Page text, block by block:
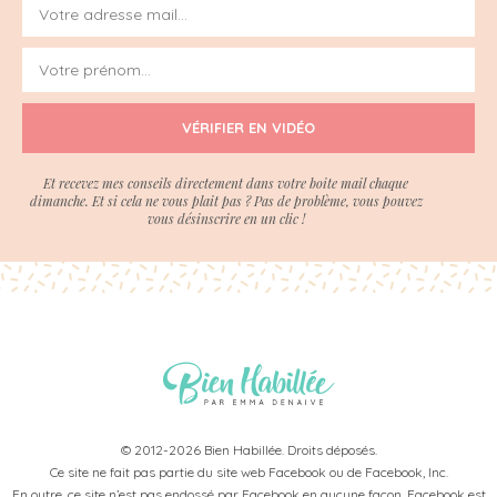
VÉRIFIER EN VIDÉO
Et recevez mes conseils directement dans votre boite mail chaque
dimanche. Et si cela ne vous plait pas ? Pas de problème, vous pouvez
vous désinscrire en un clic !
© 2012-2026 Bien Habillée. Droits déposés.
Ce site ne fait pas partie du site web Facebook ou de Facebook, Inc.